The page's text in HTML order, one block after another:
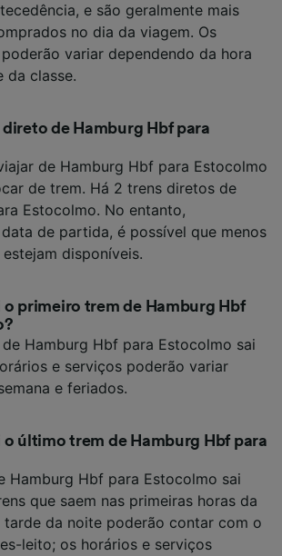
e são geralmente mais
no dia da viagem. Os
variar dependendo da hora
da classe.
direto de Hamburg Hbf para
de Hamburg Hbf para Estocolmo
de trem. Há 2 trens diretos de
Estocolmo. No entanto,
de partida, é possível que menos
disponíveis.
o primeiro trem de Hamburg Hbf
Hamburg Hbf para Estocolmo sai
e serviços poderão variar
e feriados.
o último trem de Hamburg Hbf para
Hamburg Hbf para Estocolmo sai
que saem nas primeiras horas da
tarde da noite poderão contar com o
leito; os horários e serviços